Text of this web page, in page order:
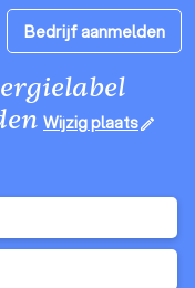
Bedrijf aanmelden
Wijzig plaatsedit